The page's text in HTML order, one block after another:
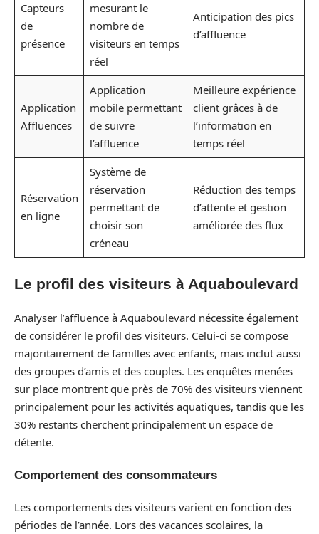
Capteurs
de
présence
mesurant le
nombre de
visiteurs en temps
réel
Anticipation des pics
d’affluence
Application
Affluences
Application
mobile permettant
de suivre
l’affluence
Meilleure expérience
client grâces à de
l’information en
temps réel
Réservation
en ligne
Système de
réservation
permettant de
choisir son
créneau
Réduction des temps
d’attente et gestion
améliorée des flux
Le profil des visiteurs à Aquaboulevard
Analyser l’affluence à Aquaboulevard nécessite également
de considérer le profil des visiteurs. Celui-ci se compose
majoritairement de familles avec enfants, mais inclut aussi
des groupes d’amis et des couples. Les enquêtes menées
sur place montrent que près de 70% des visiteurs viennent
principalement pour les activités aquatiques, tandis que les
30% restants cherchent principalement un espace de
détente.
Comportement des consommateurs
Les comportements des visiteurs varient en fonction des
périodes de l’année. Lors des vacances scolaires, la